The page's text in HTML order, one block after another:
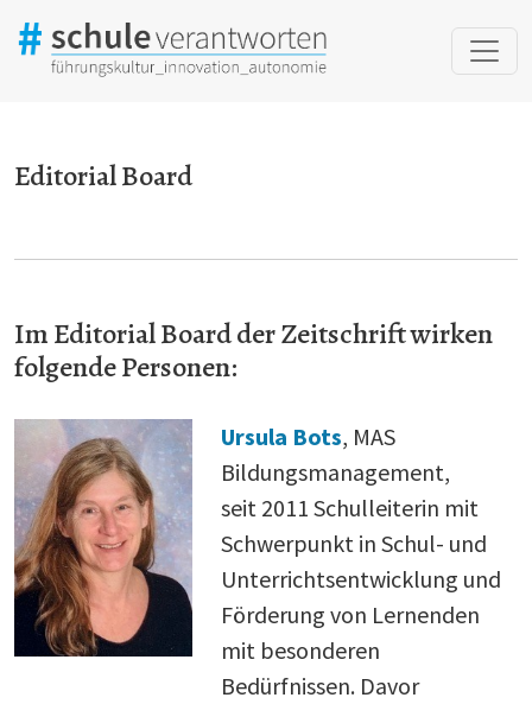
Editorial Board
Editorial Board
Im Editorial Board der Zeitschrift wirken
folgende Personen:
Ursula Bots, MAS
Bildungsmanagement,
seit 2011 Schulleiterin mit
Schwerpunkt in Schul- und
Unterrichtsentwicklung und
Förderung von Lernenden
mit besonderen
Bedürfnissen. Davor